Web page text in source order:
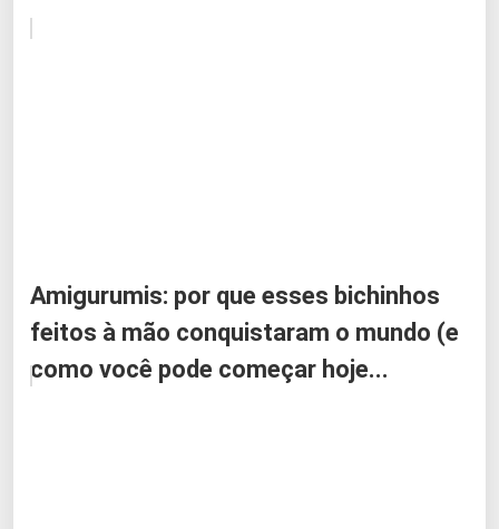
Amigurumis: por que esses bichinhos
feitos à mão conquistaram o mundo (e
como você pode começar hoje...